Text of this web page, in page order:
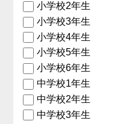
小学校2年生
小学校3年生
小学校4年生
小学校5年生
小学校6年生
中学校1年生
中学校2年生
中学校3年生